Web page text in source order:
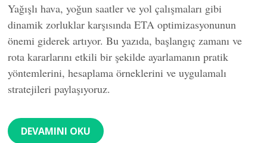
Yağışlı hava, yoğun saatler ve yol çalışmaları gibi
dinamik zorluklar karşısında ETA optimizasyonunun
önemi giderek artıyor. Bu yazıda, başlangıç zamanı ve
rota kararlarını etkili bir şekilde ayarlamanın pratik
yöntemlerini, hesaplama örneklerini ve uygulamalı
stratejileri paylaşıyoruz.
DEVAMINI OKU